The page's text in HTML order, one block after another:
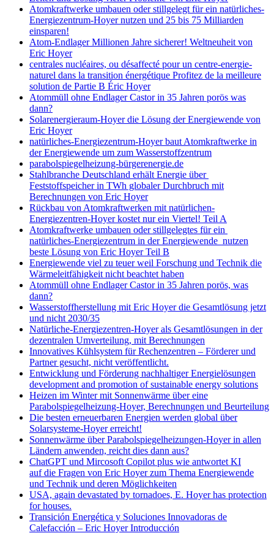
Atomkraftwerke umbauen oder stillgelegt für ein natürliches-
Energiezentrum-Hoyer nutzen und 25 bis 75 Milliarden
einsparen!
Atom-Endlager Millionen Jahre sicherer! Weltneuheit von
Eric Hoyer
centrales nucléaires, ou désaffecté pour un centre-energie-
naturel dans la transition énergétique Profitez de la meilleure
solution de Partie B Éric Hoyer
Atommüll ohne Endlager Castor in 35 Jahren porös was
dann?
Solarenergieraum-Hoyer die Lösung der Energiewende von
Eric Hoyer
natürliches-Energiezentrum-Hoyer baut Atomkraftwerke in
der Energiewende um zum Wasserstoffzentrum
parabolspiegelheizung-bürgerenergie.de
Stahlbranche Deutschland erhält Energie über
Feststoffspeicher in TWh globaler Durchbruch mit
Berechnungen von Eric Hoyer
Rückbau von Atomkraftwerken mit natürlichen-
Energiezentren-Hoyer kostet nur ein Viertel! Teil A
Atomkraftwerke umbauen oder stillgelegtes für ein
natürliches-Energiezentrum in der Energiewende nutzen
beste Lösung von Eric Hoyer Teil B
Energiewende viel zu teuer weil Forschung und Technik die
Wärmeleitfähigkeit nicht beachtet haben
Atommüll ohne Endlager Castor in 35 Jahren porös, was
dann?
Wasserstoffherstellung mit Eric Hoyer die Gesamtlösung jetzt
und nicht 2030/35
Natürliche-Energiezentren-Hoyer als Gesamtlösungen in der
dezentralen Umverteilung, mit Berechnungen
Innovatives Kühlsystem für Rechenzentren – Förderer und
Partner gesucht, nicht veröffentlicht.
Entwicklung und Förderung nachhaltiger Energielösungen
development and promotion of sustainable energy solutions
Heizen im Winter mit Sonnenwärme über eine
Parabolspiegelheizung-Hoyer, Berechnungen und Beurteilung
Die besten erneuerbaren Energien werden global über
Solarsysteme-Hoyer erreicht!
Sonnenwärme über Parabolspiegelheizungen-Hoyer in allen
Ländern anwenden, reicht dies dann aus?
ChatGPT und Mircosoft Copilot plus wie antwortet KI
auf die Fragen von Eric Hoyer zum Thema Energiewende
und Technik und deren Möglichkeiten
USA, again devastated by tornadoes, E. Hoyer has protection
for houses.
Transición Energética y Soluciones Innovadoras de
Calefacción – Eric Hoyer Introducción